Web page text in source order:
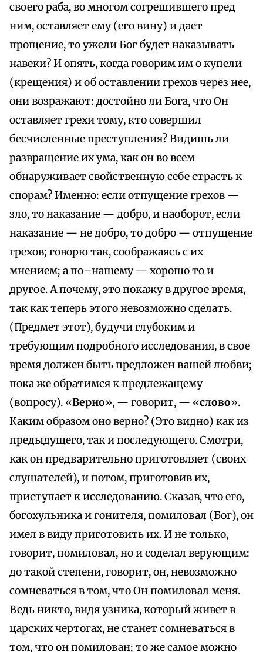
своего раба, во многом согрешившего пред
ним, оставляет ему (его вину) и дает
прощение, то ужели Бог будет наказывать
навеки? И опять, когда говорим им о купели
(крещения) и об оставлении грехов через нее,
они возражают: достойно ли Бога, что Он
оставляет грехи тому, кто совершил
бесчисленные преступления? Видишь ли
развращение их ума, как он во всем
обнаруживает свойственную себе страсть к
спорам? Именно: если отпущение грехов —
зло, то наказание — добро, и наоборот, если
наказание — не добро, то добро — отпущение
грехов; говорю так, соображаясь с их
мнением; а по–нашему — хорошо то и
другое. А почему, это покажу в другое время,
так как теперь этого невозможно сделать.
(Предмет этот), будучи глубоким и
требующим подробного исследования, в свое
время должен быть предложен вашей любви;
пока же обратимся к предлежащему
(вопросу). «Верно», — говорит, — «слово».
Каким образом оно верно? (Это видно) как из
предыдущего, так и последующего. Смотри,
как он предварительно приготовляет (своих
слушателей), и потом, приготовив их,
приступает к исследованию. Сказав, что его,
богохульника и гонителя, помиловал (Бог), он
имел в виду приготовить их. И не только,
говорит, помиловал, но и соделал верующим:
до такой степени, говорит, он, невозможно
сомневаться в том, что Он помиловал меня.
Ведь никто, видя узника, который живет в
царских чертогах, не станет сомневаться в
том, что он помилован; то же самое можно